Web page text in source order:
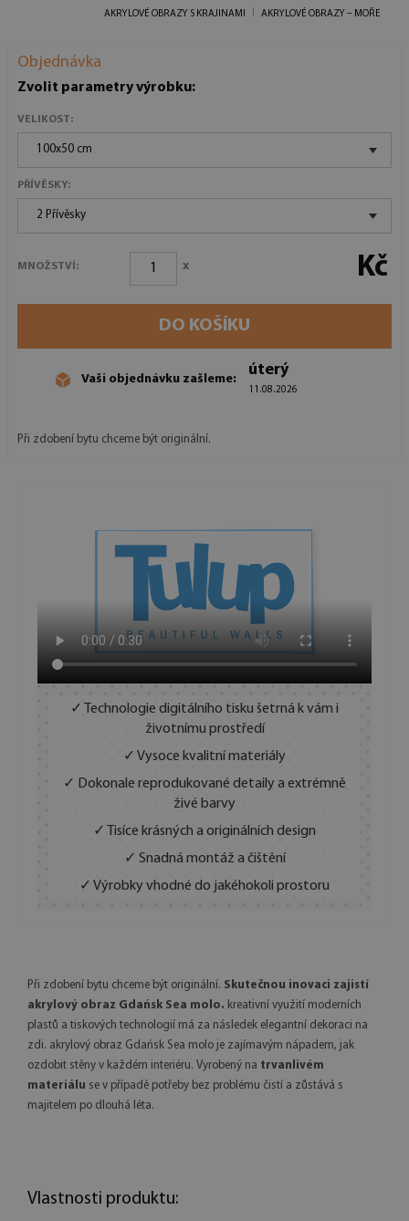
AKRYLOVÉ OBRAZY S KRAJINAMI
AKRYLOVÉ OBRAZY – MOŘE
Objednávka
Zvolit parametry výrobku:
VELIKOST:
100x50 cm
PŘÍVĚSKY:
2 Přívěsky
MNOŽSTVÍ: x Kč
DO KOŠÍKU
Vaši objednávku zašleme:
úterý
11.08.2026
Při zdobení bytu chceme být originální.
✓ Technologie digitálního tisku šetrná k vám i
životnímu prostředí
✓ Vysoce kvalitní materiály
✓ Dokonale reprodukované detaily a extrémně
živé barvy
✓ Tisíce krásných a originálních design
✓ Snadná montáž a čištění
✓ Výrobky vhodné do jakéhokoli prostoru
Při zdobení bytu chceme být originální. Skutečnou inovaci zajistí
akrylový obraz Gdańsk Sea molo. kreativní využití moderních
plastů a tiskových technologií má za následek elegantní dekoraci na
zdi. akrylový obraz Gdańsk Sea molo je zajímavým nápadem, jak
ozdobit stěny v každém interiéru. Vyrobený na trvanlivém
materiálu se v případě potřeby bez problému čistí a zůstává s
majitelem po dlouhá léta.
Vlastnosti produktu: